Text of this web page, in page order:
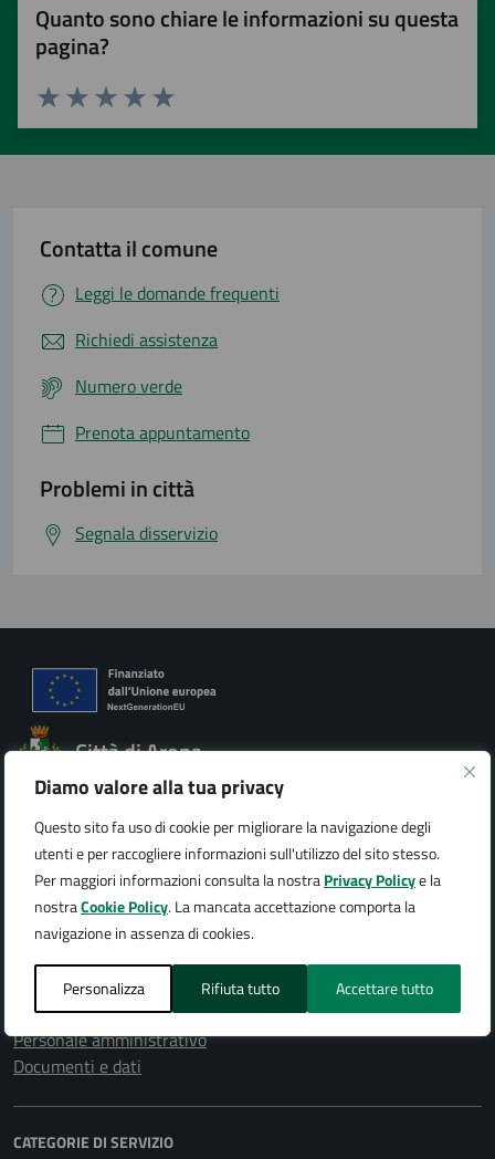
Diamo valore alla tua privacy
Questo sito fa uso di cookie per migliorare la navigazione degli
utenti e per raccogliere informazioni sull'utilizzo del sito stesso.
Per maggiori informazioni consulta la nostraPrivacy Policye la
nostraCookie Policy. La mancata accettazione comporta la
navigazione in assenza di cookies.
Personalizza Rifiuta tutto Accettare tutto
Quanto sono chiare le informazioni su questa
pagina?
Valuta 5 stelle su 5
Valuta 4 stelle su 5
Valuta 3 stelle su 5
Valuta 2 stelle su 5
Valuta 1 stelle su 5
Contatta il comune
Leggi le domande frequenti
Richiedi assistenza
Numero verde
Prenota appuntamento
Problemi in città
Segnala disservizio
Città di Arona
AMMINISTRAZIONE
Organi di governo
Aree amministrative
Uffici
Enti e fondazioni
Politici
Personale amministrativo
Documenti e dati
CATEGORIE DI SERVIZIO